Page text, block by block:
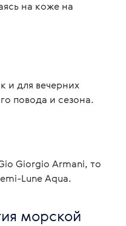
на коже на
и для вечерних
повода и сезона.
Giorgio Armani, то
Lune Aqua.
морской